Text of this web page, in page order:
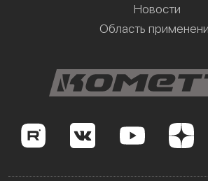
Новости
Область